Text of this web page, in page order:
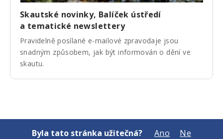
Skautské novinky, Balíček ústředí
a tematické newslettery
Pravidelně posílané e-mailové zpravodaje jsou
snadným způsobem, jak být informován o dění ve
skautu.
Byla tato stránka užitečná? Ano Ne